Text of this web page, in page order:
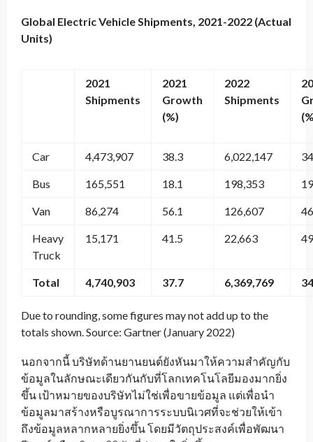
Global Electric Vehicle Shipments, 2021-2022 (Actual
Units)
2021
Shipments
2021
Growth
(%)
2022
Shipments
Car 4,473,907 38.3 6,022,147
Bus 165,551 18.1 198,353
Van 86,274 56.1 126,607
Heavy
Truck
15,171 41.5 22,663
Total 4,740,903 37.7 6,369,769
Due to rounding, some figures may not add up to the
totals shown. Source: Gartner (January 2022)
นอกจากนี้ บริษัทด้านยานยนต์ยังหันมาให้ความสำคัญกับ
ข้อมูลในลักษณะเดียวกันกับที่โลกเทคโนโลยีมองมากยิ่ง
ขึ้น เป้าหมายของบริษัทไม่ใช่เพื่อขายข้อมูล แต่เพื่อนำ
ข้อมูลมาสร้างหรือบูรณาการระบบนิเวศที่จะช่วยให้เข้า
ถึงข้อมูลหลากหลายยิ่งขึ้น โดยมีวัตถุประสงค์เพื่อพัฒนา